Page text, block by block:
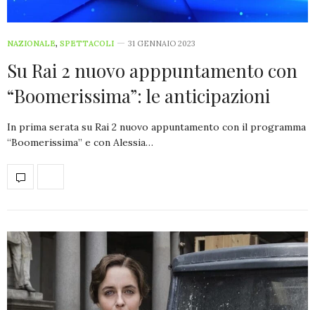
NAZIONALE, SPETTACOLI 31 GENNAIO 2023
Su Rai 2 nuovo apppuntamento con
“Boomerissima”: le anticipazioni
In prima serata su Rai 2 nuovo appuntamento con il programma
“Boomerissima” e con Alessia…